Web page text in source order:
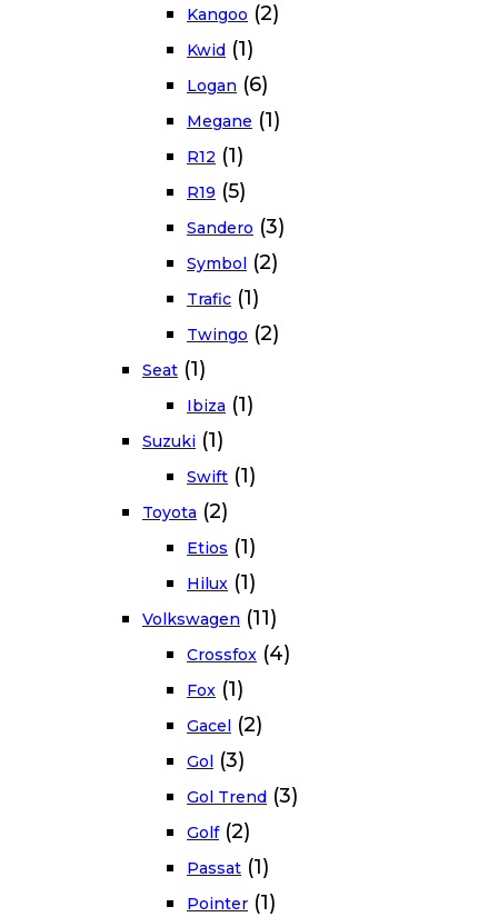
Kangoo (2)
Kwid (1)
Logan (6)
Megane (1)
R12 (1)
R19 (5)
Sandero (3)
Symbol (2)
Trafic (1)
Twingo (2)
Seat (1)
Ibiza (1)
Suzuki (1)
Swift (1)
Toyota (2)
Etios (1)
Hilux (1)
Volkswagen (11)
Crossfox (4)
Fox (1)
Gacel (2)
Gol (3)
Gol Trend (3)
Golf (2)
Passat (1)
Pointer (1)